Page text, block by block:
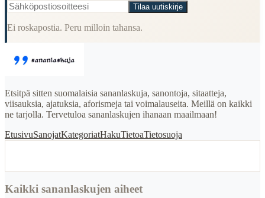
Tilaa uutiskirje
Ei roskapostia. Peru milloin tahansa.
Etsitpä sitten suomalaisia sananlaskuja, sanontoja, sitaatteja,
viisauksia, ajatuksia, aforismeja tai voimalauseita. Meillä on kaikki
ne tarjolla. Tervetuloa sananlaskujen ihanaan maailmaan!
EtusivuSanojatKategoriatHakuTietoaTietosuoja
Kaikki sananlaskujen aiheet